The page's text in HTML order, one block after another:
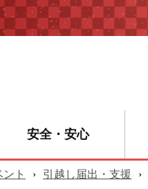
安全・安心
ト › 引越し届出・支援 ›